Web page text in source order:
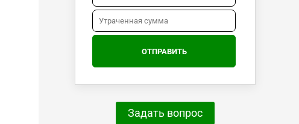
Задать вопрос